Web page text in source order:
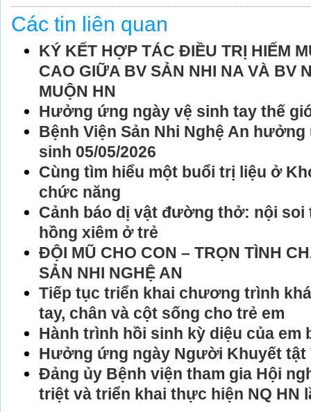
Các tin liên quan
KÝ KẾT HỢP TÁC ĐIỀU TRỊ HIẾM
CAO GIỮA BV SẢN NHI NA VÀ BV
MUỘN HN
Hưởng ứng ngày vệ sinh tay thế
Bệnh Viện Sản Nhi Nghệ An
sinh 05/05/2026
Cùng tìm hiểu một buổi trị liệu ở
chức năng
Cảnh báo dị vật đường thở: nội soi
hồng xiêm ở trẻ
ĐỘI MŨ CHO CON – TRỌN TÌNH
SẢN NHI NGHỆ AN
Tiếp tục triển khai chương trình
tay, chân và cột sống cho trẻ em
Hành trình hồi sinh kỳ diệu của em
Hưởng ứng ngày Người Khuyết tật
Đảng ủy Bệnh viện tham gia Hội
triệt và triển khai thực hiện NQ HN